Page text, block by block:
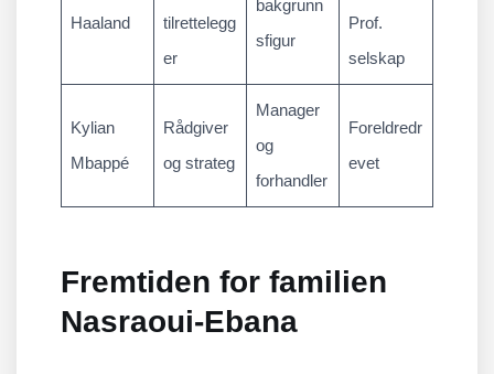
Haaland
tilrettelegg
er
bakgrunn
sfigur
Prof.
selskap
Kylian
Mbappé
Rådgiver
og strateg
Manager
og
forhandler
Foreldredr
evet
Fremtiden for familien
Nasraoui-Ebana